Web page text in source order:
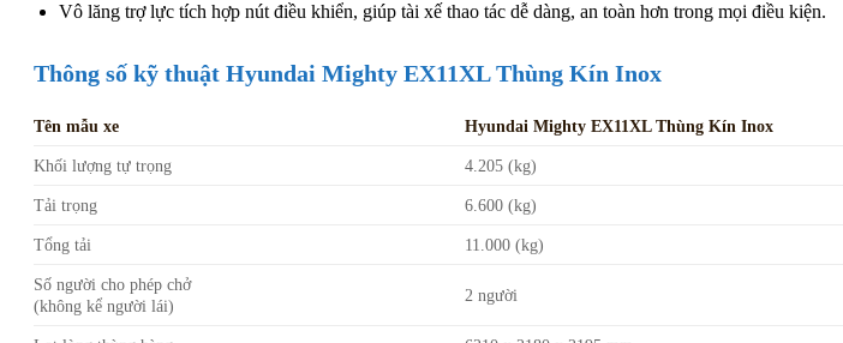
Vô lăng trợ lực tích hợp nút điều khiển, giúp tài xế thao tác dễ dàng, an toàn hơn trong mọi điều kiện.
Thông số kỹ thuật Hyundai Mighty EX11XL Thùng Kín Inox
Tên mẫu xe Hyundai Mighty EX11XL Thùng Kín Inox
Khối lượng tự trọng 4.205 (kg)
Tải trọng 6.600 (kg)
Tổng tải 11.000 (kg)
Số người cho phép chở
(không kể người lái)
2 người